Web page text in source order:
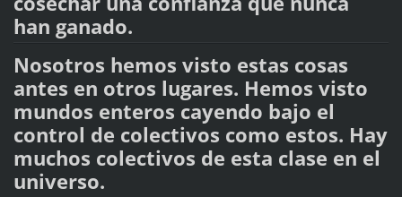
han ganado.
Nosotros hemos visto estas cosas
antes en otros lugares. Hemos visto
mundos enteros cayendo bajo el
control de colectivos como estos. Hay
muchos colectivos de esta clase en el
universo.